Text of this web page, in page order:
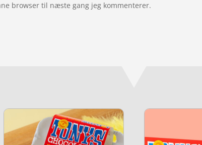
browser til næste gang jeg kommenterer.